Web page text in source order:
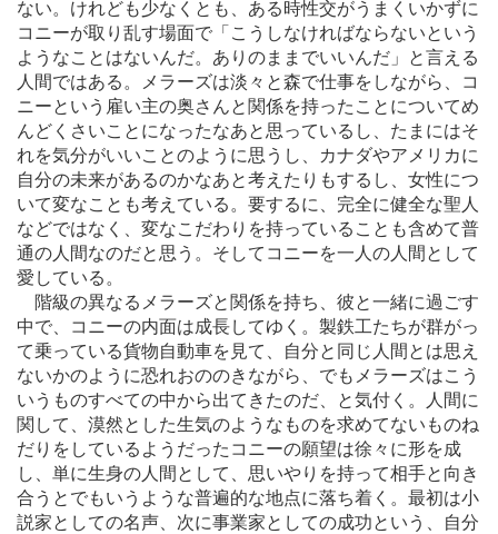
ない。けれども少なくとも、ある時性交がうまくいかずに
コニーが取り乱す場面で「こうしなければならないという
ようなことはないんだ。ありのままでいいんだ」と言える
人間ではある。メラーズは淡々と森で仕事をしながら、コ
ニーという雇い主の奥さんと関係を持ったことについてめ
んどくさいことになったなあと思っているし、たまにはそ
れを気分がいいことのように思うし、カナダやアメリカに
自分の未来があるのかなあと考えたりもするし、女性につ
いて変なことも考えている。要するに、完全に健全な聖人
などではなく、変なこだわりを持っていることも含めて普
通の人間なのだと思う。そしてコニーを一人の人間として
愛している。
階級の異なるメラーズと関係を持ち、彼と一緒に過ごす
中で、コニーの内面は成長してゆく。製鉄工たちが群がっ
て乗っている貨物自動車を見て、自分と同じ人間とは思え
ないかのように恐れおののきながら、でもメラーズはこう
いうものすべての中から出てきたのだ、と気付く。人間に
関して、漠然とした生気のようなものを求めてないものね
だりをしているようだったコニーの願望は徐々に形を成
し、単に生身の人間として、思いやりを持って相手と向き
合うとでもいうような普遍的な地点に落ち着く。最初は小
説家としての名声、次に事業家としての成功という、自分